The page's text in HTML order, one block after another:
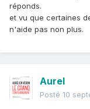
réponds.
et vu que certaines
n'aide pas non plus.
Aurel
Posté 10